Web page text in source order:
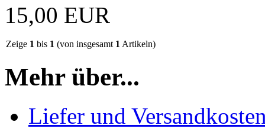
15,00 EUR
Zeige 1 bis 1 (von insgesamt 1 Artikeln)
Mehr über...
Liefer und